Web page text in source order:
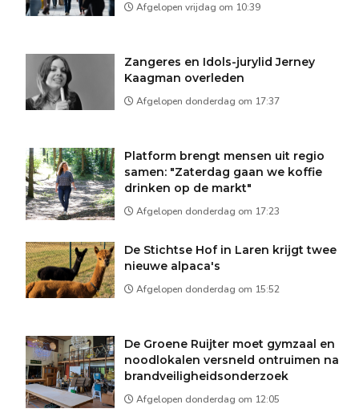
Afgelopen vrijdag om 10:39
Zangeres en Idols-jurylid Jerney
Kaagman overleden
Afgelopen donderdag om 17:37
Platform brengt mensen uit regio
samen: "Zaterdag gaan we koffie
drinken op de markt"
Afgelopen donderdag om 17:23
De Stichtse Hof in Laren krijgt twee
nieuwe alpaca's
Afgelopen donderdag om 15:52
De Groene Ruijter moet gymzaal en
noodlokalen versneld ontruimen na
brandveiligheidsonderzoek
Afgelopen donderdag om 12:05